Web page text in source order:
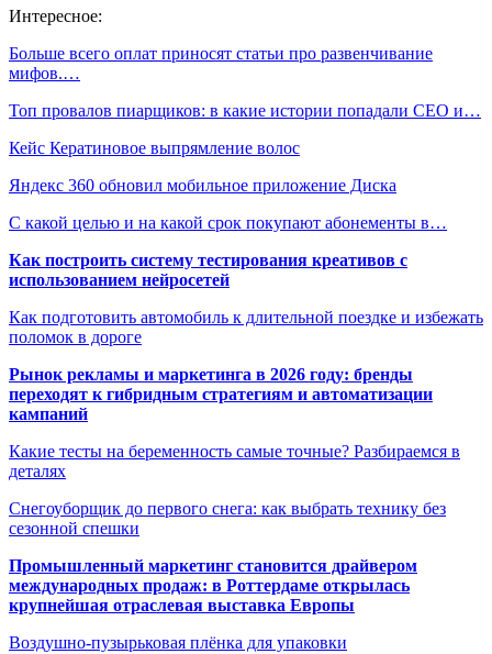
Интересное:
Больше всего оплат приносят статьи про развенчивание
мифов.…
Топ провалов пиарщиков: в какие истории попадали СЕО и…
Кейс Кератиновое выпрямление волос
Яндекс 360 обновил мобильное приложение Диска
С какой целью и на какой срок покупают абонементы в…
Как построить систему тестирования креативов с
использованием нейросетей
Как подготовить автомобиль к длительной поездке и избежать
поломок в дороге
Рынок рекламы и маркетинга в 2026 году: бренды
переходят к гибридным стратегиям и автоматизации
кампаний
Какие тесты на беременность самые точные? Разбираемся в
деталях
Снегоуборщик до первого снега: как выбрать технику без
сезонной спешки
Промышленный маркетинг становится драйвером
международных продаж: в Роттердаме открылась
крупнейшая отраслевая выставка Европы
Воздушно-пузырьковая плёнка для упаковки